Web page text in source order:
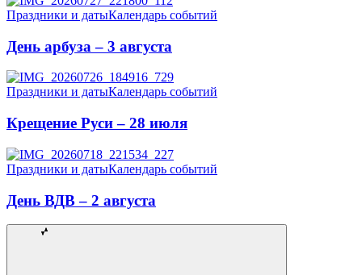
Праздники и датыКалендарь событий
День арбуза – 3 августа
Праздники и датыКалендарь событий
Крещение Руси – 28 июля
Праздники и датыКалендарь событий
День ВДВ – 2 августа